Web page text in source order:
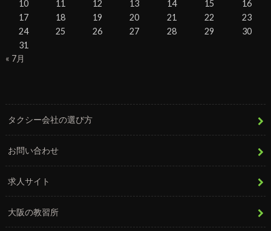
10
11 12 13 14 15
16
17
18 19 20 21 22
23
24
25 26 27 28 29
30
31
« 7月
タクシー会社の選び方
お問い合わせ
求人サイト
大阪の教習所